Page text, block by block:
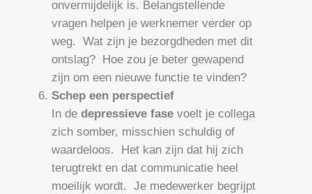
onvermijdelijk is. Belangstellende
vragen helpen je werknemer verder op
weg. Wat zijn je bezorgdheden met dit
ontslag? Hoe zou je beter gewapend
zijn om een nieuwe functie te vinden?
Schep een perspectief
In de depressieve fase voelt je collega
zich somber, misschien schuldig of
waardeloos. Het kan zijn dat hij zich
terugtrekt en dat communicatie heel
moeilijk wordt. Je medewerker begrijpt